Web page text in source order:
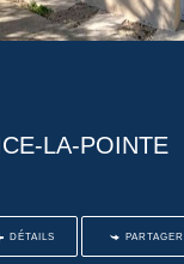
LA-POINTE
DÉTAILS PARTAGER